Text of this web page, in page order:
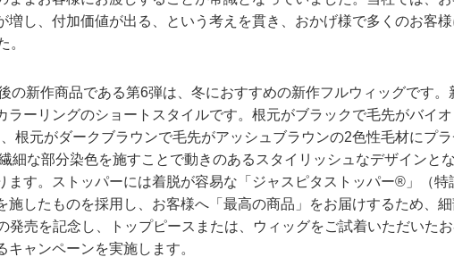
増し、付加価値が出る、という考えを貫き、おかげ様で多くのお客
。
の新作商品である第6弾は、冬におすすめの新作フルウィッグです
ラーリングのショートスタイルです。根元がブラックで毛先がバイ
根元がダークブラウンで毛先がアッシュブラウンの2色性毛材にプ
細な部分染色を施すことで動きのあるスタイリッシュなデザインと
ます。ストッパーには着脱が容易な「ジャスピタストッパー®」（特
したものを採用し、お客様へ「最高の商品」をお届けするため、細
発売を記念し、トップピースまたは、ウィッグをご試着いただいた
ャンペーンを実施します。